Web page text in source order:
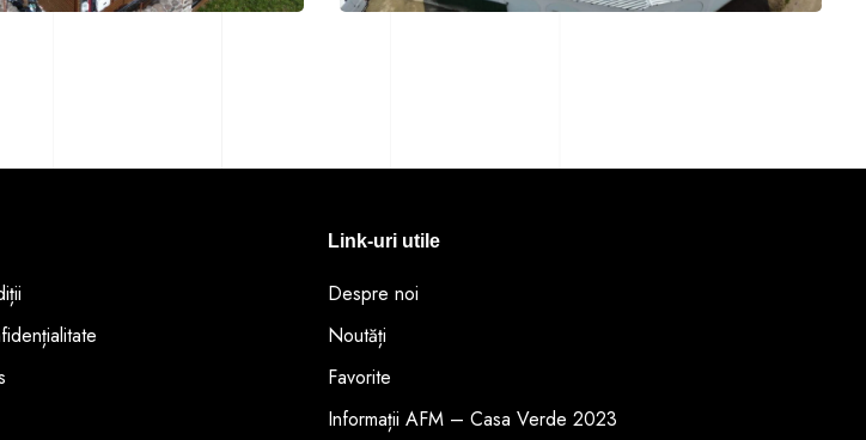
Link-uri utile
Despre noi
Noutăți
Favorite
Informații AFM – Casa Verde 2023